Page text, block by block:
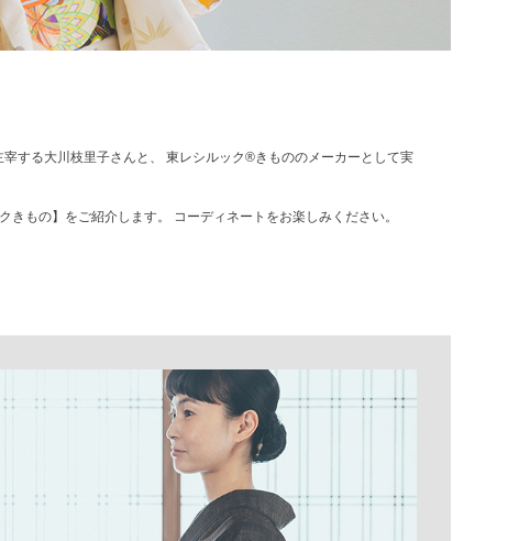
する大川枝里子さんと、 東レシルック®きもののメーカーとして実
もの】をご紹介します。 コーディネートをお楽しみください。